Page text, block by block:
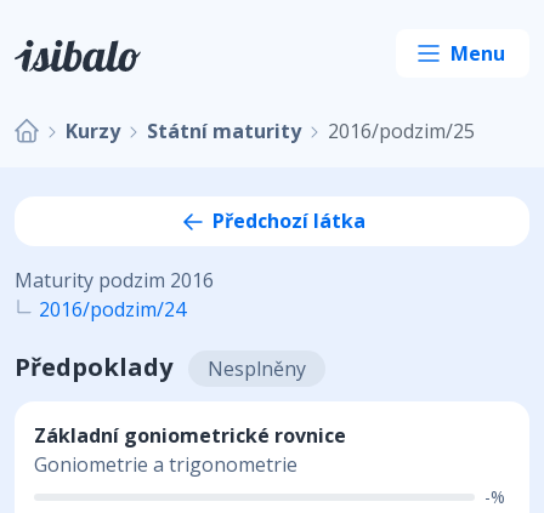
Kurzy Státní maturity 2016/podzim/25
Předchozí látka
Maturity podzim 2016
2016/podzim/24
Předpoklady Nesplněny
Základní goniometrické rovnice
Goniometrie a trigonometrie
-%